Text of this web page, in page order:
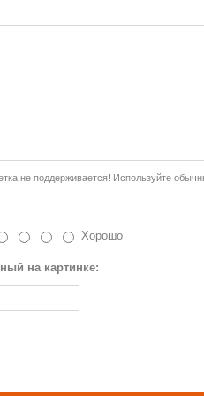
не поддерживается! Используйте
Хорошо
на картинке: